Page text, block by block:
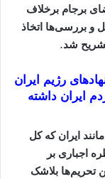
برجام برخلاف
و بررسی‌ها اتخاذ
شد.
رژیم ایران
ایران داشته
ایران که کل
اجباری بر
تحریم‌ها بلا‌شک